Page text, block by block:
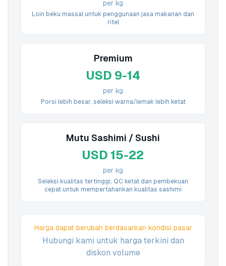
per kg
Loin beku massal untuk penggunaan jasa makanan dan
ritel
Premium
USD 9-14
per kg
Porsi lebih besar, seleksi warna/lemak lebih ketat
Mutu Sashimi / Sushi
USD 15-22
per kg
Seleksi kualitas tertinggi, QC ketat dan pembekuan
cepat untuk mempertahankan kualitas sashimi
Harga dapat berubah berdasarkan kondisi pasar
Hubungi kami untuk harga terkini dan
diskon volume